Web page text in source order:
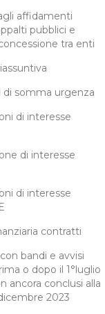
affidamenti
pubblici e
tra enti
somma urgenza
di interesse
di interesse
di interesse
contratti
bandi e avvisi
o dopo il 1°luglio
ancora conclusi alla
2023